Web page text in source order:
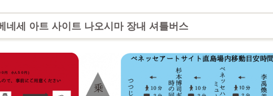
세 아트 사이트 나오시마 장내 셔틀버스